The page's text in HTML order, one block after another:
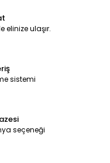
elinize ulaşır.
sistemi
seçeneği